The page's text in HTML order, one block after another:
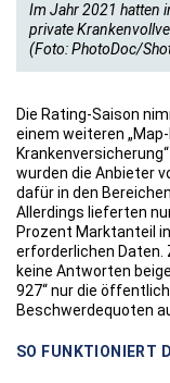
Im Jahr 2021 hatten
private
(Foto: PhotoDoc/
Die Rating-Saison
einem weiteren
wurden die Anbieter
dafür in den
Allerdings lieferten
Prozent Marktanteil
erforderlichen Daten.
keine Antworten
927“ nur die
Beschwerdequoten
SO FUNKTIONIERT